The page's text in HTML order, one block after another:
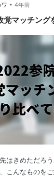
表示されます。
性をチェック
• 4年前
マッチング
はきめただろ
こんなものを